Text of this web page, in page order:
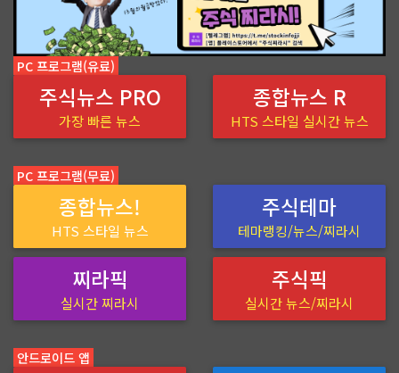
PC 프로그램(유료)
주식뉴스 PRO
가장 빠른 뉴스
종합뉴스 R
HTS 스타일 실시간 뉴스
PC 프로그램(무료)
종합뉴스!
HTS 스타일 뉴스
주식테마
테마랭킹/뉴스/찌라시
찌라픽
실시간 찌라시
주식픽
실시간 뉴스/찌라시
안드로이드 앱